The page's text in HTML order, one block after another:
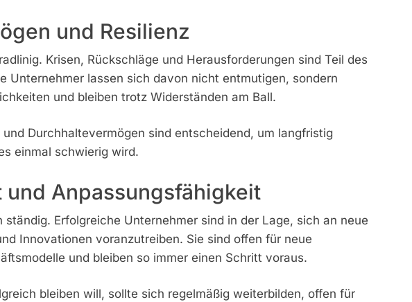
und Resilienz
Krisen, Rückschläge und Herausforderungen sind Teil des
Unternehmer lassen sich davon nicht entmutigen, sondern
und bleiben trotz Widerständen am Ball.
und Durchhaltevermögen sind entscheidend, um langfristig
einmal schwierig wird.
Anpassungsfähigkeit
Erfolgreiche Unternehmer sind in der Lage, sich an neue
Innovationen voranzutreiben. Sie sind offen für neue
und bleiben so immer einen Schritt voraus.
bleiben will, sollte sich regelmäßig weiterbilden, offen für